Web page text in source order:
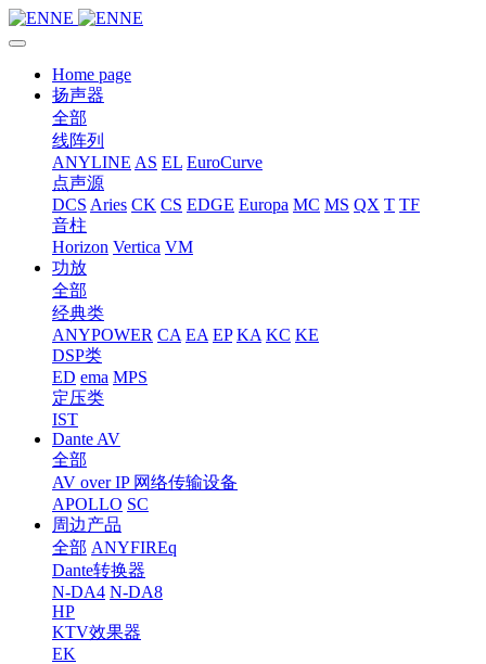
Home page
扬声器
全部
线阵列
ANYLINE AS EL EuroCurve
点声源
DCS Aries CK CS EDGE Europa MC MS QX T TF
音柱
Horizon Vertica VM
功放
全部
经典类
ANYPOWER CA EA EP KA KC KE
DSP类
ED ema MPS
定压类
IST
Dante AV
全部
AV over IP 网络传输设备
APOLLO SC
周边产品
全部 ANYFIREq
Dante转换器
N-DA4 N-DA8
HP
KTV效果器
EK